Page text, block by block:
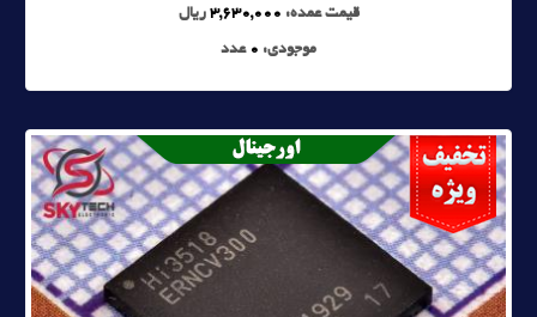
قیمت عمده: 3,630,000 ریال
موجودی: 0 عدد